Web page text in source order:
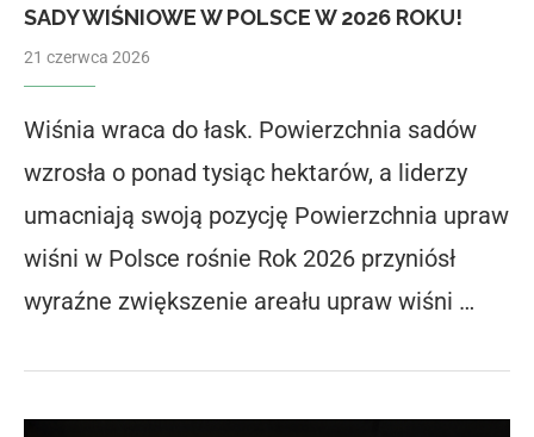
SADY WIŚNIOWE W POLSCE W 2026 ROKU!
21 czerwca 2026
Wiśnia wraca do łask. Powierzchnia sadów
wzrosła o ponad tysiąc hektarów, a liderzy
umacniają swoją pozycję Powierzchnia upraw
wiśni w Polsce rośnie Rok 2026 przyniósł
wyraźne zwiększenie areału upraw wiśni …